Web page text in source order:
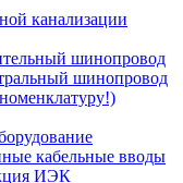
канализации
шинопровод
шинопровод
кабельные вводы
ИЭК